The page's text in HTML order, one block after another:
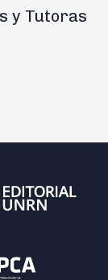
y Tutoras